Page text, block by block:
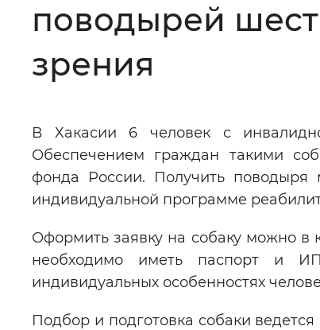
Цвет сайта Монохромный
Звуковой ассистент:
Вернуть стандартные
поводырей
зрения
В Хакасии 6 человек с
Обеспечением граждан такими
фонда России. Получить
индивидуальной программе
Оформить заявку на собаку можно в
необходимо иметь паспорт и
индивидуальных особенностях
Подбор и подготовка собаки